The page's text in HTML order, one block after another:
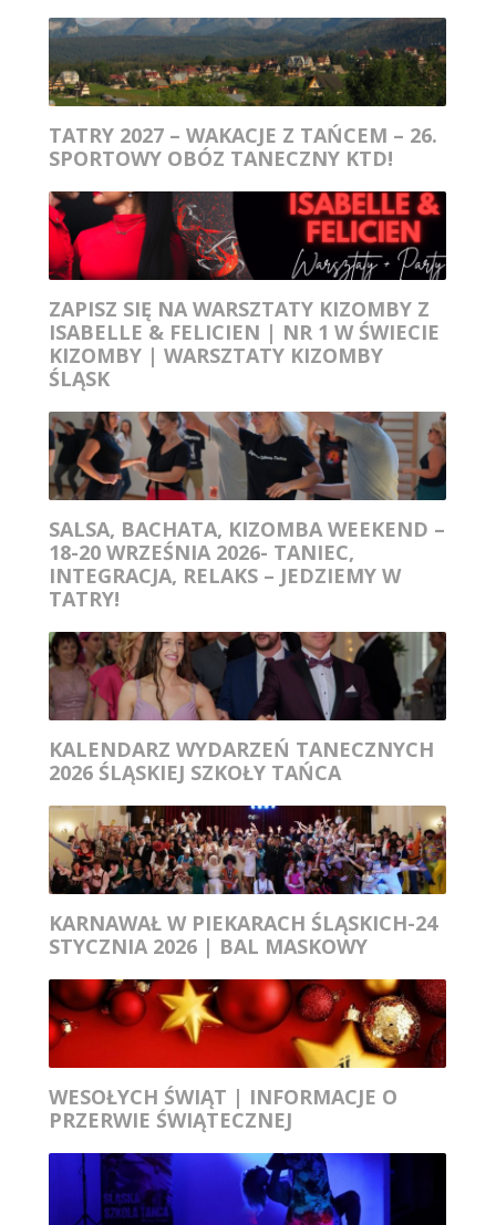
TATRY 2027 – WAKACJE Z TAŃCEM – 26.
SPORTOWY OBÓZ TANECZNY KTD!
ZAPISZ SIĘ NA WARSZTATY KIZOMBY Z
ISABELLE & FELICIEN | NR 1 W ŚWIECIE
KIZOMBY | WARSZTATY KIZOMBY
ŚLĄSK
SALSA, BACHATA, KIZOMBA WEEKEND –
18-20 WRZEŚNIA 2026- TANIEC,
INTEGRACJA, RELAKS – JEDZIEMY W
TATRY!
KALENDARZ WYDARZEŃ TANECZNYCH
2026 ŚLĄSKIEJ SZKOŁY TAŃCA
KARNAWAŁ W PIEKARACH ŚLĄSKICH-24
STYCZNIA 2026 | BAL MASKOWY
WESOŁYCH ŚWIĄT | INFORMACJE O
PRZERWIE ŚWIĄTECZNEJ